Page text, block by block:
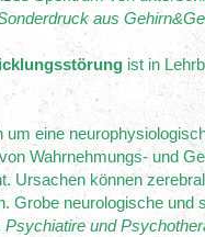
aus
ist in
um eine
Wahrnehmungs- und
Ursachen können
Grobe neurologische und
Psychiatire und